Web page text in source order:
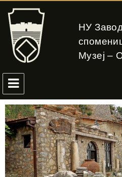
НУ
Музеј –